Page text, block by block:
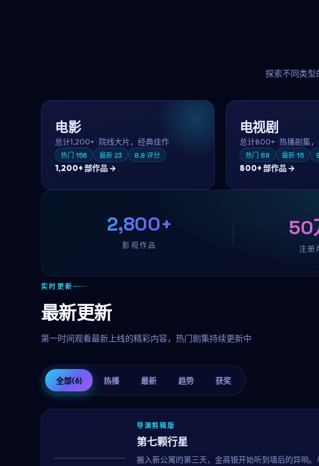
探索不同类型
电影
总计1,200+· 院线大片，经典佳作
热门 156 最新 23 8.9 评分
1,200+部作品 →
电视剧
总计800+·热播剧集
热门 89 最新 15
800+部作品 →
2,800+
影视作品
50
注册
实时更新
最新更新
第一时间观看最新上线的精彩内容，热门剧集持续更新中
全部(6) 热播 最新 趋势 获奖
导演剪辑版
第七颗行星
搬入新公寓的第三天，金高银开始听到墙后的异响